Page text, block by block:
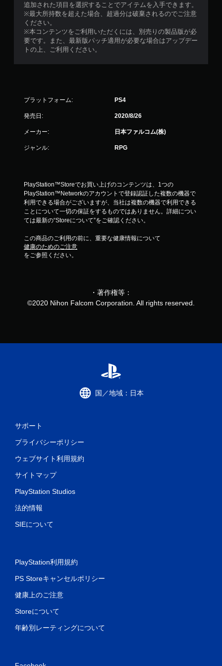
追加された項目を選択することでアイテムを入手できます。
※最大所持数を超えた場合、超過分は破棄されるのでご注意
ください。
※本コンテンツをご利用いただくには、別売りの製品版が必
要です。また、最新版パッチ適用が必要な場合はアップデー
トの上、ご利用ください。
プラットフォーム: PS4
発売日: 2020/8/26
メーカー: 日本ファルコム(株)
ジャンル: RPG
PlayStation™Storeでお買い上げのコンテンツは、1つの
PlayStation™Networkのアカウントで登録認証した複数の機器で
利用できる場合がございますが、当社は複数の機器で利用できる
ことについて一切の保証をするものではありません。詳細につい
ては最新の“Storeについて”をご確認ください。
この商品のご利用の前に、重要な健康情報について
健康のためのご注意
をご参照ください。
・著作権等：
©2020 Nihon Falcom Corporation. All rights reserved.
国／地域：日本
サポート
プライバシーポリシー
ウェブサイト利用規約
サイトマップ
PlayStation Studios
法的情報
SIEについて
PlayStation利用規約
PS Storeキャンセルポリシー
健康上のご注意
Storeについて
年齢別レーティングについて